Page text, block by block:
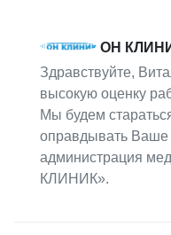
ОН
Здравствуйте,
высокую оценку
Мы будем
оправдывать
администрация
КЛИНИК».